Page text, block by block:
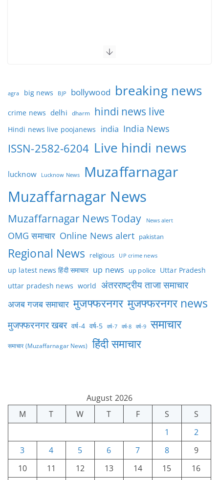
agra big news BJP bollywood breaking news
crime news delhi dharm hindi news live
Hindi news live poojanews india India News
ISSN-2582-6204 Live hindi news
lucknow Lucknow News Muzaffarnagar
Muzaffarnagar News
Muzaffarnagar News Today News alert
OMG समाचार Online News alert pakistan
Regional News religious UP crime news
up latest news हिंदी समाचार up news up police Uttar Pradesh
uttar pradesh news world अंतरराष्ट्रीय ताजा समाचार
अजब गजब समाचार मुजफ्फरनगर मुजफ्फरनगर news
मुजफ्फरनगर खबर वर्ष-4 वर्ष-5 वर्ष-7 वर्ष-8 वर्ष-9 समाचार
समाचार (Muzaffarnagar News) हिंदी समाचार
August 2026
M
T W T F S
S
1
2
3
4 5 6 7 8
9
10
11 12 13 14 15
16